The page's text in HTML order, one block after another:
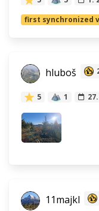
first synchronized
hluboš
5 1
11majkl